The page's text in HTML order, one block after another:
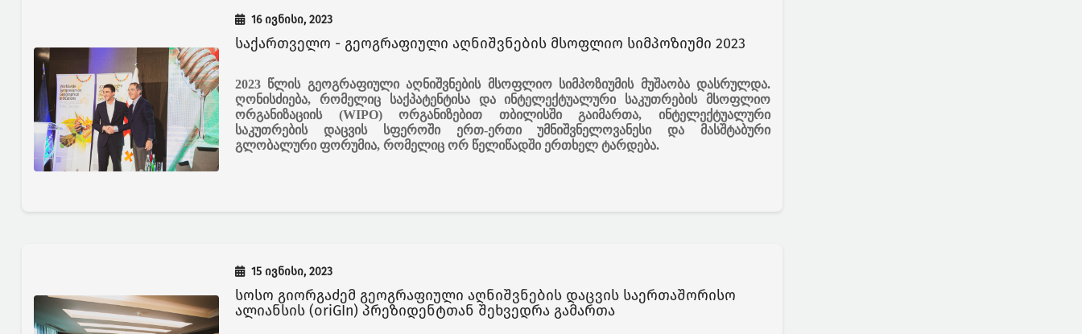
16 ივნისი, 2023
საქართველო - გეოგრაფიული აღნიშვნების მსოფლიო სიმპოზიუმი 2023
2023 წლის გეოგრაფიული აღნიშვნების მსოფლიო სიმპოზიუმის მუშაობა დასრულდა.
ღონისძიება, რომელიც საქპატენტისა და ინტელექტუალური საკუთრების მსოფლიო
ორგანიზაციის (WIPO) ორგანიზებით თბილისში გაიმართა, ინტელექტუალური
საკუთრების დაცვის სფეროში ერთ-ერთი უმნიშვნელოვანესი და მასშტაბური
გლობალური ფორუმია, რომელიც ორ წელიწადში ერთხელ ტარდება.
15 ივნისი, 2023
სოსო გიორგაძემ გეოგრაფიული აღნიშვნების დაცვის საერთაშორისო
ალიანსის (oriGIn) პრეზიდენტთან შეხვედრა გამართა